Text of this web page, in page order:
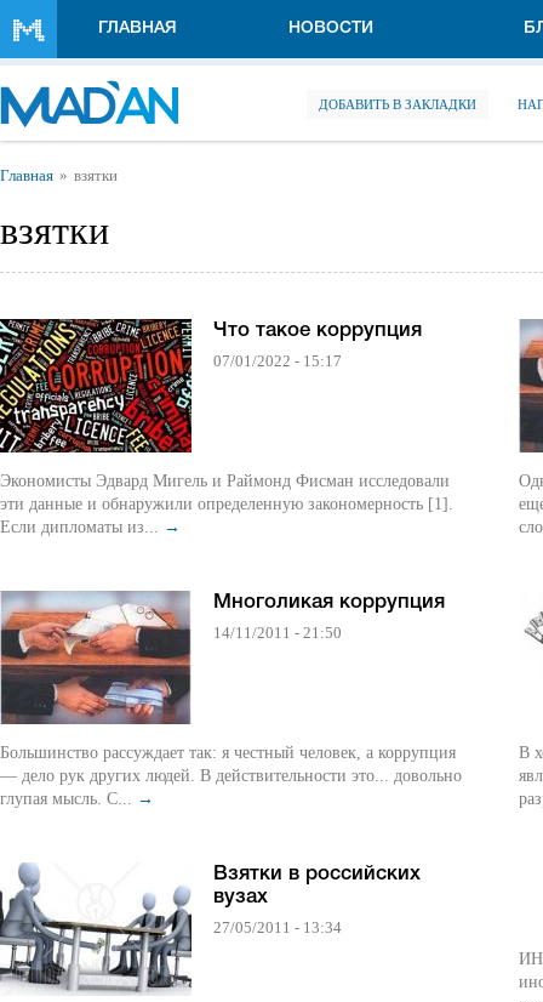
ГЛАВНАЯ НОВОСТИ
ДОБАВИТЬ В ЗАКЛАДКИ
Вы здесь
Главная взятки
взятки
Что такое коррупция
07/01/2022 - 15:17
Экономисты Эдвард Мигель и Раймонд Фисман исследовали
эти данные и обнаружили определенную закономерность [1].
Если дипломаты из... →
Многоликая коррупция
14/11/2011 - 21:50
Большинство рассуждает так: я честный человек, а коррупция
— дело рук других людей. В действительности это... довольно
глупая мысль. С... →
Взятки в российских
вузах
27/05/2011 - 13:34
В